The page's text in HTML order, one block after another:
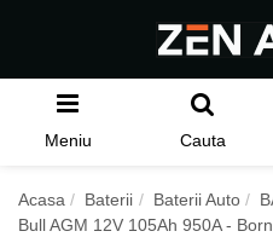
Meniu Cauta
Acasa Baterii Baterii Auto
Bull AGM 12V 105Ah 950A -